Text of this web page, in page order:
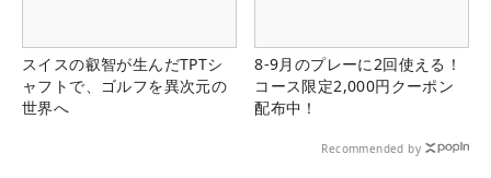
スイスの叡智が生んだTPTシ
ャフトで、ゴルフを異次元の
世界へ
8-9月のプレーに2回使える！
コース限定2,000円クーポン
配布中！
Recommended by